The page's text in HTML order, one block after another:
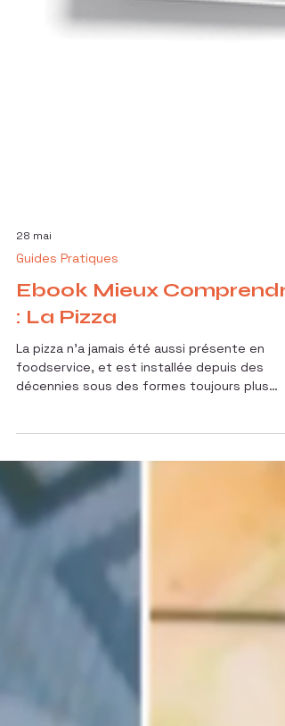
28 mai
Guides Pratiques
Ebook Mieux
: La Pizza
La pizza n’a jamais été aussi présente en
décennies sous des formes toujours plus
les usages, sa puissance en livraison et son
ancrage profond dans la restauration du
quotidien, la pizza conserve encore un
potentiel considérable. À l’heure où les
consommateurs arbitrent davantage, entre
contraintes budgétaires, recherche de
et envie de mieux manger, elle reste un
produit refuge évident,